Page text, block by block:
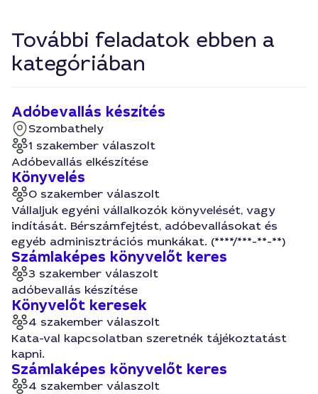
További feladatok ebben a
kategóriában
Adóbevallás készítés
Szombathely
1 szakember válaszolt
Adóbevallás elkészítése
Könyvelés
0 szakember válaszolt
Vállaljuk egyéni vállalkozók könyvelését, vagy
indítását. Bérszámfejtést, adóbevallásokat és
egyéb adminisztrációs munkákat. (****/***-**-**)
Számlaképes könyvelőt keres
3 szakember válaszolt
adóbevallás készítése
Könyvelőt keresek
4 szakember válaszolt
Kata-val kapcsolatban szeretnék tájékoztatást
kapni.
Számlaképes könyvelőt keres
4 szakember válaszolt